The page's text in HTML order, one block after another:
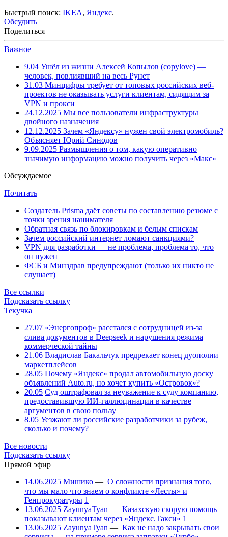
Быстрый поиск: IKEA, Яндекс.
Обсудить
Поделиться
Важное
9.04 Ушёл из жизни Алексей Копылов (copylove) —
человек, повлиявший на весь Рунет
31.03 Минцифры требует от топовых российских веб-
проектов не оказывать услуги клиентам, сидящим за
VPN и прокси
24.12.2025 Мы все пользователи инфраструктуры
двойного назначения
12.12.2025 Зачем «Яндексу» нужен свой электромобиль?
Объясняет Юрий Синодов
9.09.2025 Размышления о том, какую оперативно
значимую информацию можно получить через «Макс»
Обсуждаемое
Почитать
Создатель Prisma даёт советы по составлению резюме с
точки зрения нанимателя
Обратная связь по блокировкам и белым спискам
Зачем российский интернет ломают санкциями?
VPN для разработки — не проблема, проблема то, что
он нужен
ФСБ и Минздрав предупреждают (только их никто не
слушает)
Все ссылки
Подсказать ссылку
Текучка
27.07 «Энергопроф» расстался с сотрудницей из-за
слива документов в Deepseek и нарушения режима
коммерческой тайны
21.06 Владислав Бакальчук предрекает конец дуополии
маркетплейсов
28.05 Почему «Яндекс» продал автомобильную доску
объявлений Auto.ru, но хочет купить «Островок»?
20.05 Суд оштрафовал за неуважение к суду компанию,
предоставившую ИИ-галлюцинации в качестве
аргументов в свою пользу
8.05 Уезжают ли российские разработчики за рубеж,
сколько и почему?
Все новости
Подсказать ссылку
Прямой эфир
14.06.2025 Мишико — О сложности признания того,
что мы мало что знаем о конфликте «Лесты» и
Генпрокуратуры 1
13.06.2025 ZayunyaTyan — Казахскую скорую помощь
показывают клиентам через «Яндекс.Такси» 1
13.06.2025 ZayunyaTyan — Как не надо закрывать свои